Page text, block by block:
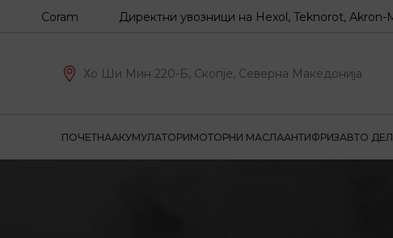
Директни увозници на Hexol, Teknorot, Akron-Malo,
Хо Ши Мин 220-Б, Скопје, Северна Македонија
ПОЧЕТНААКУМУЛАТОРИМОТОРНИ МАСЛААНТИФРИЗАВТО